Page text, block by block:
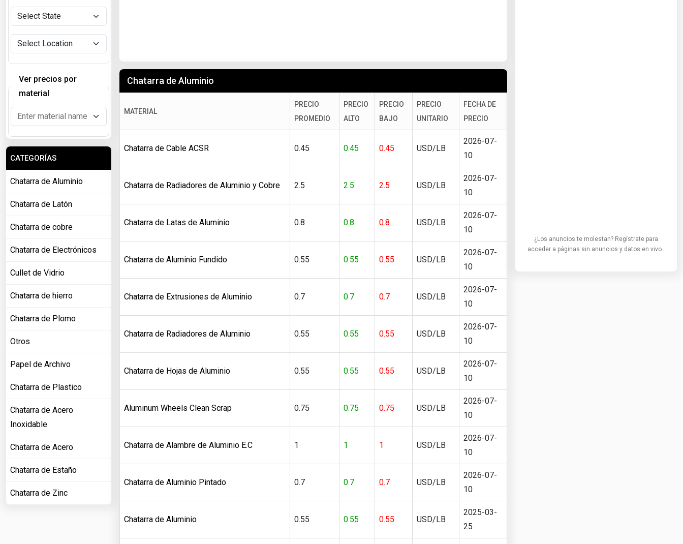
Chatarra de Aluminio
MATERIAL
PRECIO
PROMEDIO
PRECIO
ALTO
PRECIO
BAJO
PRECIO
UNITARIO
FECHA DE
PRECIO
Chatarra de Cable ACSR 0.45 0.45 0.45 USD/LB
2026-07-
10
Chatarra de Radiadores de Aluminio y Cobre 2.5 2.5 2.5 USD/LB
2026-07-
10
Chatarra de Latas de Aluminio 0.8 0.8 0.8 USD/LB
2026-07-
10
Chatarra de Aluminio Fundido 0.55 0.55 0.55 USD/LB
2026-07-
10
Chatarra de Extrusiones de Aluminio 0.7 0.7 0.7 USD/LB
2026-07-
10
Chatarra de Radiadores de Aluminio 0.55 0.55 0.55 USD/LB
2026-07-
10
Chatarra de Hojas de Aluminio 0.55 0.55 0.55 USD/LB
2026-07-
10
Aluminum Wheels Clean Scrap 0.75 0.75 0.75 USD/LB
2026-07-
10
Chatarra de Alambre de Aluminio E.C 1 1 1 USD/LB
2026-07-
10
Chatarra de Aluminio Pintado 0.7 0.7 0.7 USD/LB
2026-07-
10
Chatarra de Aluminio 0.55 0.55 0.55 USD/LB
2025-03-
25
¿Los anuncios te molestan? Regístrate para
acceder a páginas sin anuncios y datos en vivo..
Ver precios por
material
CATEGORÍAS
Chatarra de Aluminio
Chatarra de Latón
Chatarra de cobre
Chatarra de Electrónicos
Cullet de Vidrio
Chatarra de hierro
Chatarra de Plomo
Otros
Papel de Archivo
Chatarra de Plastico
Chatarra de Acero
Inoxidable
Chatarra de Acero
Chatarra de Estaño
Chatarra de Zinc